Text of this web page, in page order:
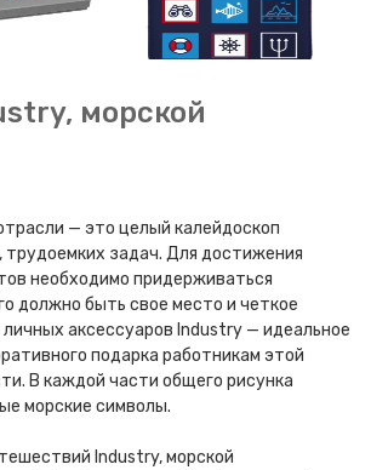
морской
— это целый калейдоскоп
задач. Для достижения
необходимо придерживаться
должно быть свое место и четкое
аксессуаров Industry — идеальное
подарка работникам этой
В каждой части общего рисунка
морские символы.
Industry, морской